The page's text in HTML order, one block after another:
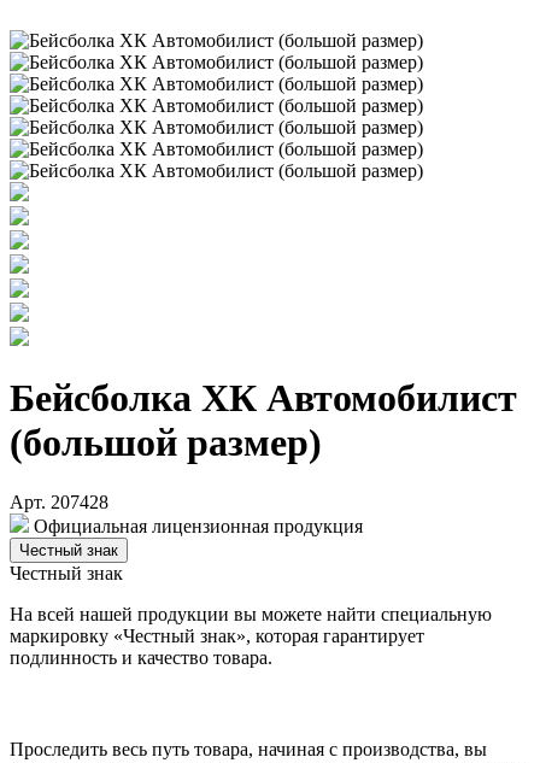
Бейсболка ХК Автомобилист
(большой размер)
Арт. 207428
Официальная лицензионная продукция
Честный знак
Честный знак
На всей нашей продукции вы можете найти специальную
маркировку «Честный знак», которая гарантирует
подлинность и качество товара.
Проследить весь путь товара, начиная с производства, вы